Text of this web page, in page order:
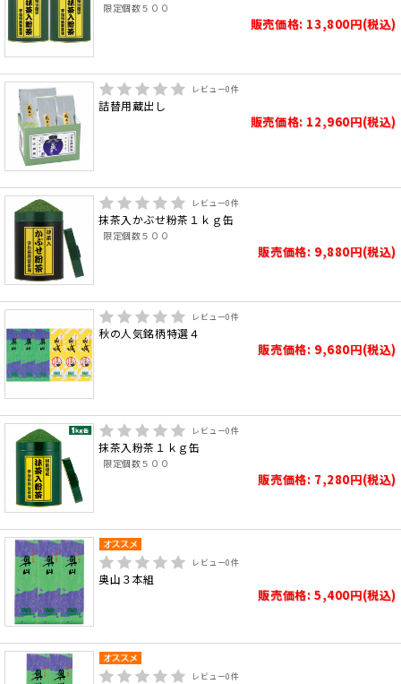
限定個数５００
販売価格: 13,800円(税込)
レビュー0件
詰替用蔵出し
販売価格: 12,960円(税込)
レビュー0件
抹茶入かぶせ粉茶１ｋｇ缶
限定個数５００
販売価格: 9,880円(税込)
レビュー0件
秋の人気銘柄特選４
販売価格: 9,680円(税込)
レビュー0件
抹茶入粉茶１ｋｇ缶
限定個数５００
販売価格: 7,280円(税込)
レビュー0件
奥山３本組
販売価格: 5,400円(税込)
レビュー0件